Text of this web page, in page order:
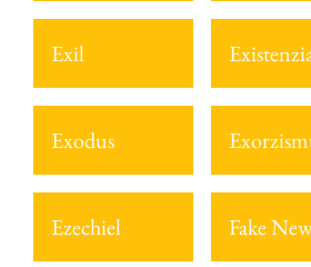
Exil
Exodus
Ezechiel Fake